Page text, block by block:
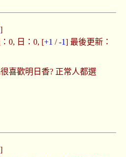
]
0, 日：0, [+1 /-1] 最後更新：
喜歡明日香? 正常人都選
]